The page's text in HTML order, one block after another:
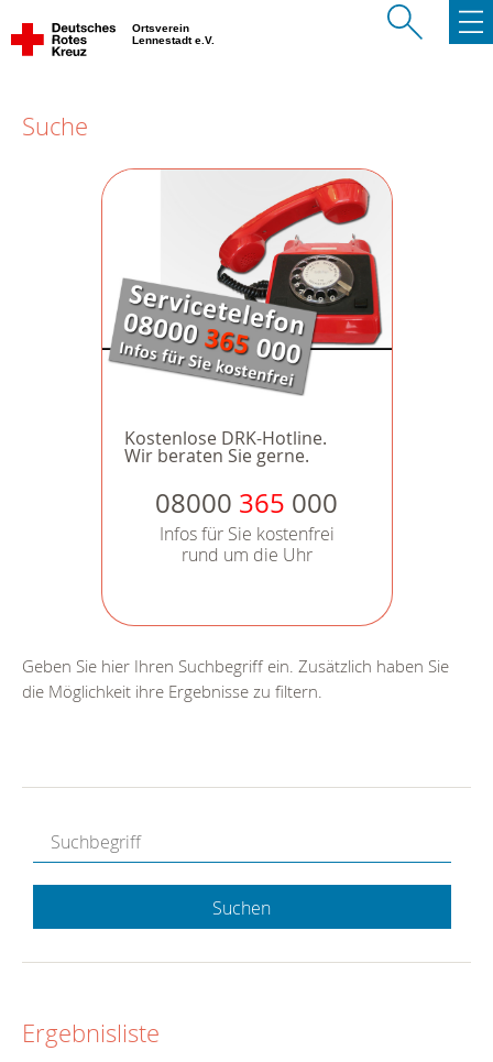
Ortsverein
Lennestadt e.V.
Suche
Kostenlose DRK-Hotline.
Wir beraten Sie gerne.
08000 365 000
Infos für Sie kostenfrei
rund um die Uhr
Geben Sie hier Ihren Suchbegriff ein. Zusätzlich haben Sie
die Möglichkeit ihre Ergebnisse zu filtern.
Suchen
Ergebnisliste